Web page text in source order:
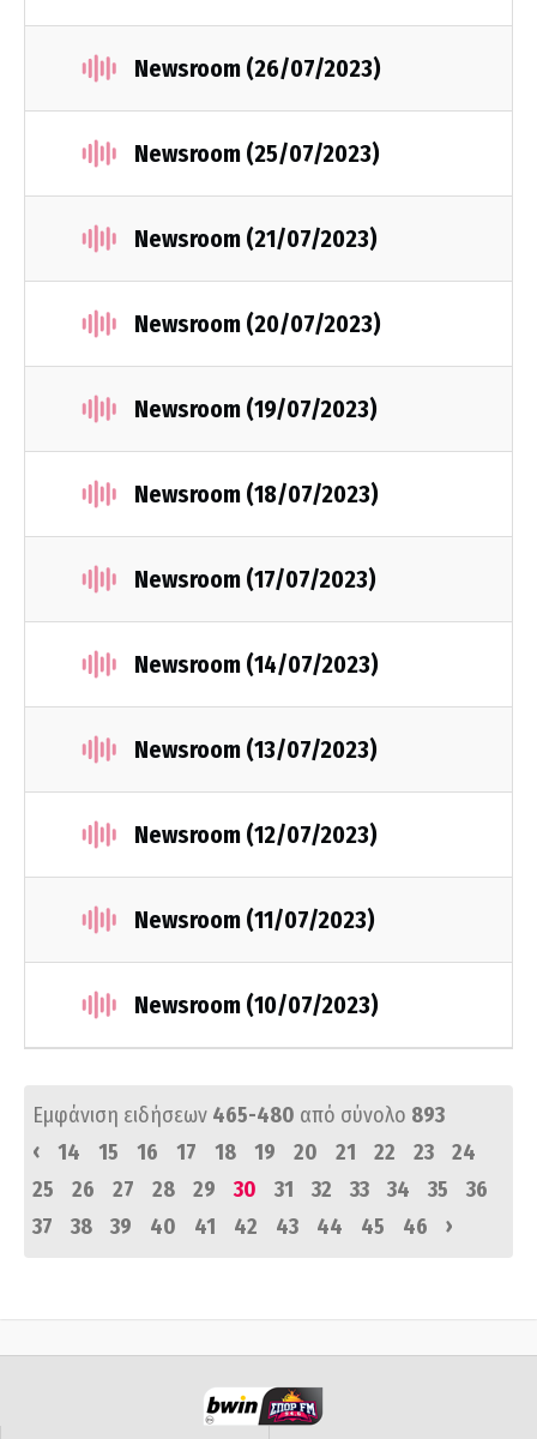
Newsroom (26/07/2023)
Newsroom (25/07/2023)
Newsroom (21/07/2023)
Newsroom (20/07/2023)
Newsroom (19/07/2023)
Newsroom (18/07/2023)
Newsroom (17/07/2023)
Newsroom (14/07/2023)
Newsroom (13/07/2023)
Newsroom (12/07/2023)
Newsroom (11/07/2023)
Newsroom (10/07/2023)
Εμφάνιση ειδήσεων 465-480 από σύνολο 893
‹
14 15 16 17 18 19 20 21 22 23
24
25
26 27 28 29 30 31 32 33 34 35
36
37
38 39 40 41 42 43 44 45 46 ›